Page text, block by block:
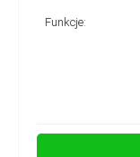
Funkcje: